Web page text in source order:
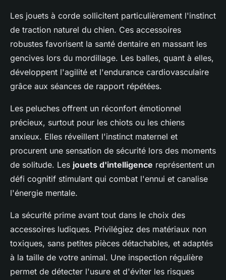
Les jouets à corde sollicitent particulièrement l'instinct
de traction naturel du chien. Ces accessoires
robustes favorisent la santé dentaire en massant les
gencives lors du mordillage. Les balles, quant à elles,
développent l'agilité et l'endurance cardiovasculaire
grâce aux séances de rapport répétées.
Les peluches offrent un réconfort émotionnel
précieux, surtout pour les chiots ou les chiens
anxieux. Elles réveillent l'instinct maternel et
procurent une sensation de sécurité lors des moments
de solitude. Les jouets d'intelligence représentent un
défi cognitif stimulant qui combat l'ennui et canalise
l'énergie mentale.
La sécurité prime avant tout dans le choix des
accessoires ludiques. Privilégiez des matériaux non
toxiques, sans petites pièces détachables, et adaptés
à la taille de votre animal. Une inspection régulière
permet de détecter l'usure et d'éviter les risques